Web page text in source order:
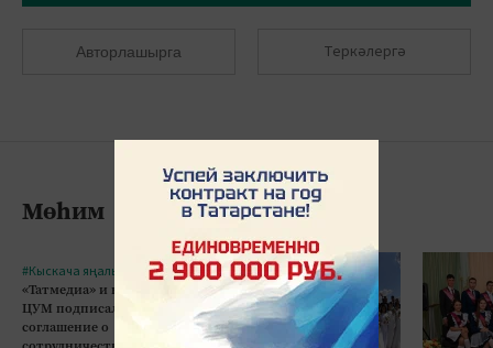
Авторлашырга Теркәлергә
Мөһим
#Кыскача яңалыклар
«Татмедиа» и казанский
ЦУМ подписали
соглашение о